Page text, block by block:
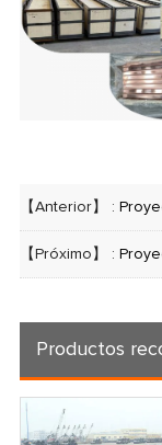
【Anterior】 :
【Próximo】 :
Productos